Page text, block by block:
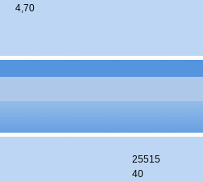
4,70
25515
40